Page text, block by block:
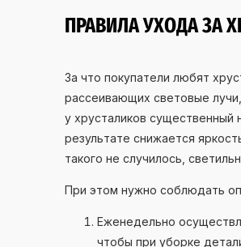
ПРАВИЛА УХОДА ЗА
За что покупатели любят
рассеивающих световые
у хрусталиков существенный
результате снижается
такого не случилось,
При этом нужно соблюдать
Еженедельно
чтобы при уборке